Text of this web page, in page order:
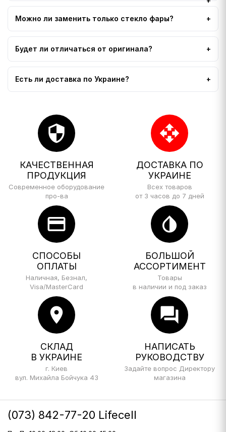
Можно ли заменить только стекло фары?
Будет ли отличаться от оригинала?
Есть ли доставка по Украине?
security
КАЧЕСТВЕННАЯ
ПРОДУКЦИЯ
Современное оборудование
про-ва
open_with
ДОСТАВКА ПО
УКРАИНЕ
Всех товаров
от 3 часов до 7 дней
credit_card
СПОСОБЫ
ОПЛАТЫ
Наличная, Безнал,
Visa/MasterCard
invert_colors
БОЛЬШОЙ
АССОРТИМЕНТ
Товары
в наличии и под заказ
location_on
СКЛАД
В УКРАИНЕ
г. Киев
вул. Михайла Бойчука 43
forum
НАПИСАТЬ
РУКОВОДСТВУ
Задайте вопрос Директору
магазина
(073) 842-77-20 Lifecell